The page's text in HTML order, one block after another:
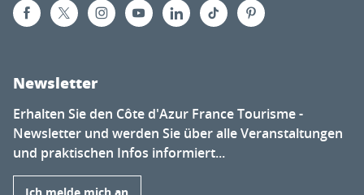
Newsletter
Erhalten Sie den Côte d'Azur France Tourisme -
Newsletter und werden Sie über alle Veranstaltungen
und praktischen Infos informiert...